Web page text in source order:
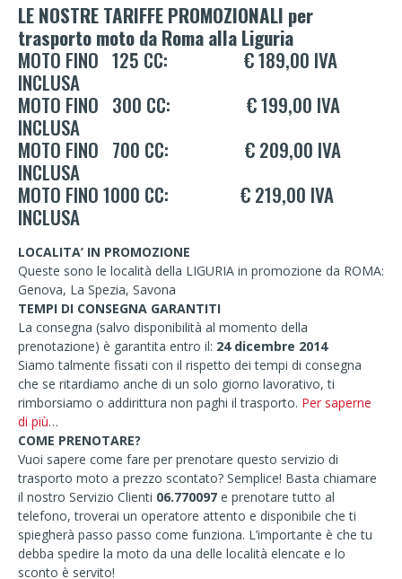
LE NOSTRE TARIFFE PROMOZIONALI per
trasporto moto da Roma alla Liguria
MOTO FINO 125 CC: € 189,00 IVA
INCLUSA
MOTO FINO 300 CC: € 199,00 IVA
INCLUSA
MOTO FINO 700 CC: € 209,00 IVA
INCLUSA
MOTO FINO 1000 CC: € 219,00 IVA
INCLUSA
LOCALITA’ IN PROMOZIONE
Queste sono le località della LIGURIA in promozione da ROMA:
Genova, La Spezia, Savona
TEMPI DI CONSEGNA GARANTITI
La consegna (salvo disponibilità al momento della
prenotazione) è garantita entro il: 24 dicembre 2014
Siamo talmente fissati con il rispetto dei tempi di consegna
che se ritardiamo anche di un solo giorno lavorativo, ti
rimborsiamo o addirittura non paghi il trasporto. Per saperne
di più…
COME PRENOTARE?
Vuoi sapere come fare per prenotare questo servizio di
trasporto moto a prezzo scontato? Semplice! Basta chiamare
il nostro Servizio Clienti 06.770097 e prenotare tutto al
telefono, troverai un operatore attento e disponibile che ti
spiegherà passo passo come funziona. L’importante è che tu
debba spedire la moto da una delle località elencate e lo
sconto è servito!